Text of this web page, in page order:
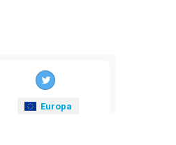
Europa